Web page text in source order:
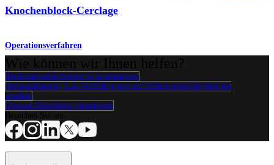
Knochenblock-Cerclage
Operationsverfahren
Medizinproduktberater:in kontaktieren
Veranstaltungen, Lab-Vorführungen und Schulungsmöglichkeiten
ansehen
Unseren Newsletter abonnieren